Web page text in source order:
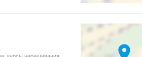
location_on